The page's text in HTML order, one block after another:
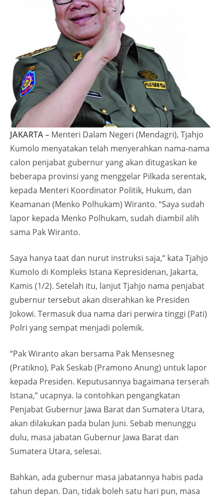
JAKARTA – Menteri Dalam Negeri (Mendagri), Tjahjo
Kumolo menyatakan telah menyerahkan nama-nama
calon penjabat gubernur yang akan ditugaskan ke
beberapa provinsi yang menggelar Pilkada serentak,
kepada Menteri Koordinator Politik, Hukum, dan
Keamanan (Menko Polhukam) Wiranto. “Saya sudah
lapor kepada Menko Polhukam, sudah diambil alih
sama Pak Wiranto.
Saya hanya taat dan nurut instruksi saja,“ kata Tjahjo
Kumolo di Kompleks Istana Kepresidenan, Jakarta,
Kamis (1/2). Setelah itu, lanjut Tjahjo nama penjabat
gubernur tersebut akan diserahkan ke Presiden
Jokowi. Termasuk dua nama dari perwira tinggi (Pati)
Polri yang sempat menjadi polemik.
“Pak Wiranto akan bersama Pak Mensesneg
(Pratikno), Pak Seskab (Pramono Anung) untuk lapor
kepada Presiden. Keputusannya bagaimana terserah
Istana,” ucapnya. Ia contohkan pengangkatan
Penjabat Gubernur Jawa Barat dan Sumatera Utara,
akan dilakukan pada bulan Juni. Sebab menunggu
dulu, masa jabatan Gubernur Jawa Barat dan
Sumatera Utara, selesai.
Bahkan, ada gubernur masa jabatannya habis pada
tahun depan. Dan, tidak boleh satu hari pun, masa